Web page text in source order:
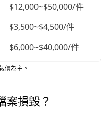
$12,000~$50,000/件
$3,500~$4,500/件
$6,000~$40,000/件
價為主。
案損毀？